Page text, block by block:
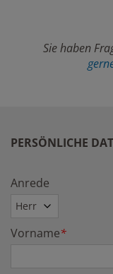
Sie haben
PERSÖNLICHE
Anrede
Vorname*